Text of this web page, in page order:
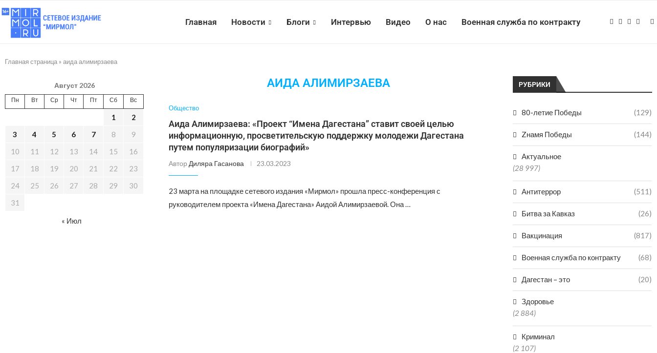
Главная Новости Блоги Интервью Видео О нас Военная служба по контракту
Главная страница » аида алимирзаева
АИДА АЛИМИРЗАЕВА
Общество
Аида Алимирзаева: «Проект “Имена Дагестана” ставит своей целью
информационную, просветительскую поддержку молодежи Дагестана
путем популяризации биографий»
Автор Диляра Гасанова 23.03.2023
23 марта на площадке сетевого издания «Мирмол» прошла пресс-конференция с
руководителем проекта «Имена Дагестана» Аидой Алимирзаевой. Она …
РУБРИКИ
80-летие Победы (129)
Zнамя Победы (144)
Актуальное
(28 997)
Антитеррор (511)
Битва за Кавказ (26)
Вакцинация (817)
Военная служба по контракту (68)
Дагестан – это (20)
Здоровье
(2 884)
Криминал
(2 107)
Август 2026
Пн Вт Ср Чт Пт Сб Вс
1
2
3
4 5 6 7 8
9
10
11 12 13 14 15
16
17
18 19 20 21 22
23
24
25 26 27 28 29
30
31
« Июл